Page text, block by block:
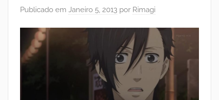
Publicado em Janeiro 5, 2013 por Rimagi